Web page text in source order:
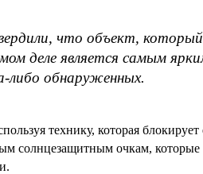
что объект, который
деле является самым
либо обнаруженных.
технику, которая
солнцезащитным очкам,